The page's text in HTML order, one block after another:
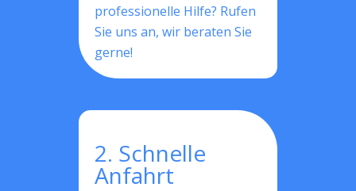
professionelle Hilfe? Rufen
Sie uns an, wir beraten Sie
gerne!
2. Schnelle
Anfahrt